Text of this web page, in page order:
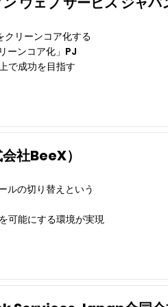
リーンコア化する
ーンコア化」PJ
で成功を目指す
社BeeX）
ルの切り替えという
可能にする環境が実現